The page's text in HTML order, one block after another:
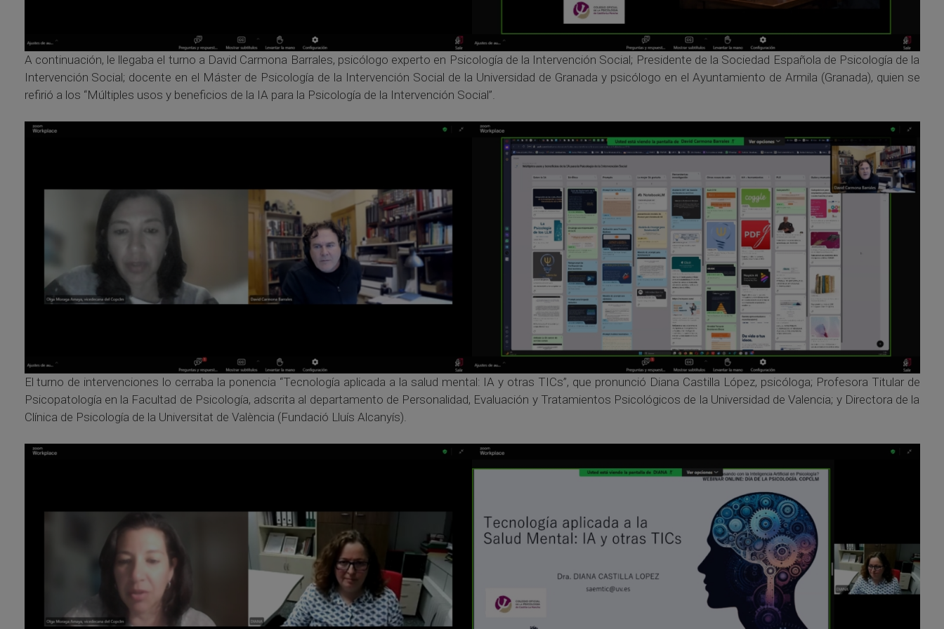
A continuación, le llegaba el turno a David Carmona Barrales, psicólogo experto en Psicología de la Intervención Social; Presidente de la Sociedad Española de Psicología de la
Intervención Social; docente en el Máster de Psicología de la Intervención Social de la Universidad de Granada y psicólogo en el Ayuntamiento de Armila (Granada), quien se
refirió a los “Múltiples usos y beneficios de la IA para la Psicología de la Intervención Social”.
El turno de intervenciones lo cerraba la ponencia “Tecnología aplicada a la salud mental: IA y otras TICs”, que pronunció Diana Castilla López, psicóloga; Profesora Titular de
Psicopatología en la Facultad de Psicología, adscrita al departamento de Personalidad, Evaluación y Tratamientos Psicológicos de la Universidad de Valencia; y Directora de la
Clínica de Psicología de la Universitat de València (Fundació Lluís Alcanyís).